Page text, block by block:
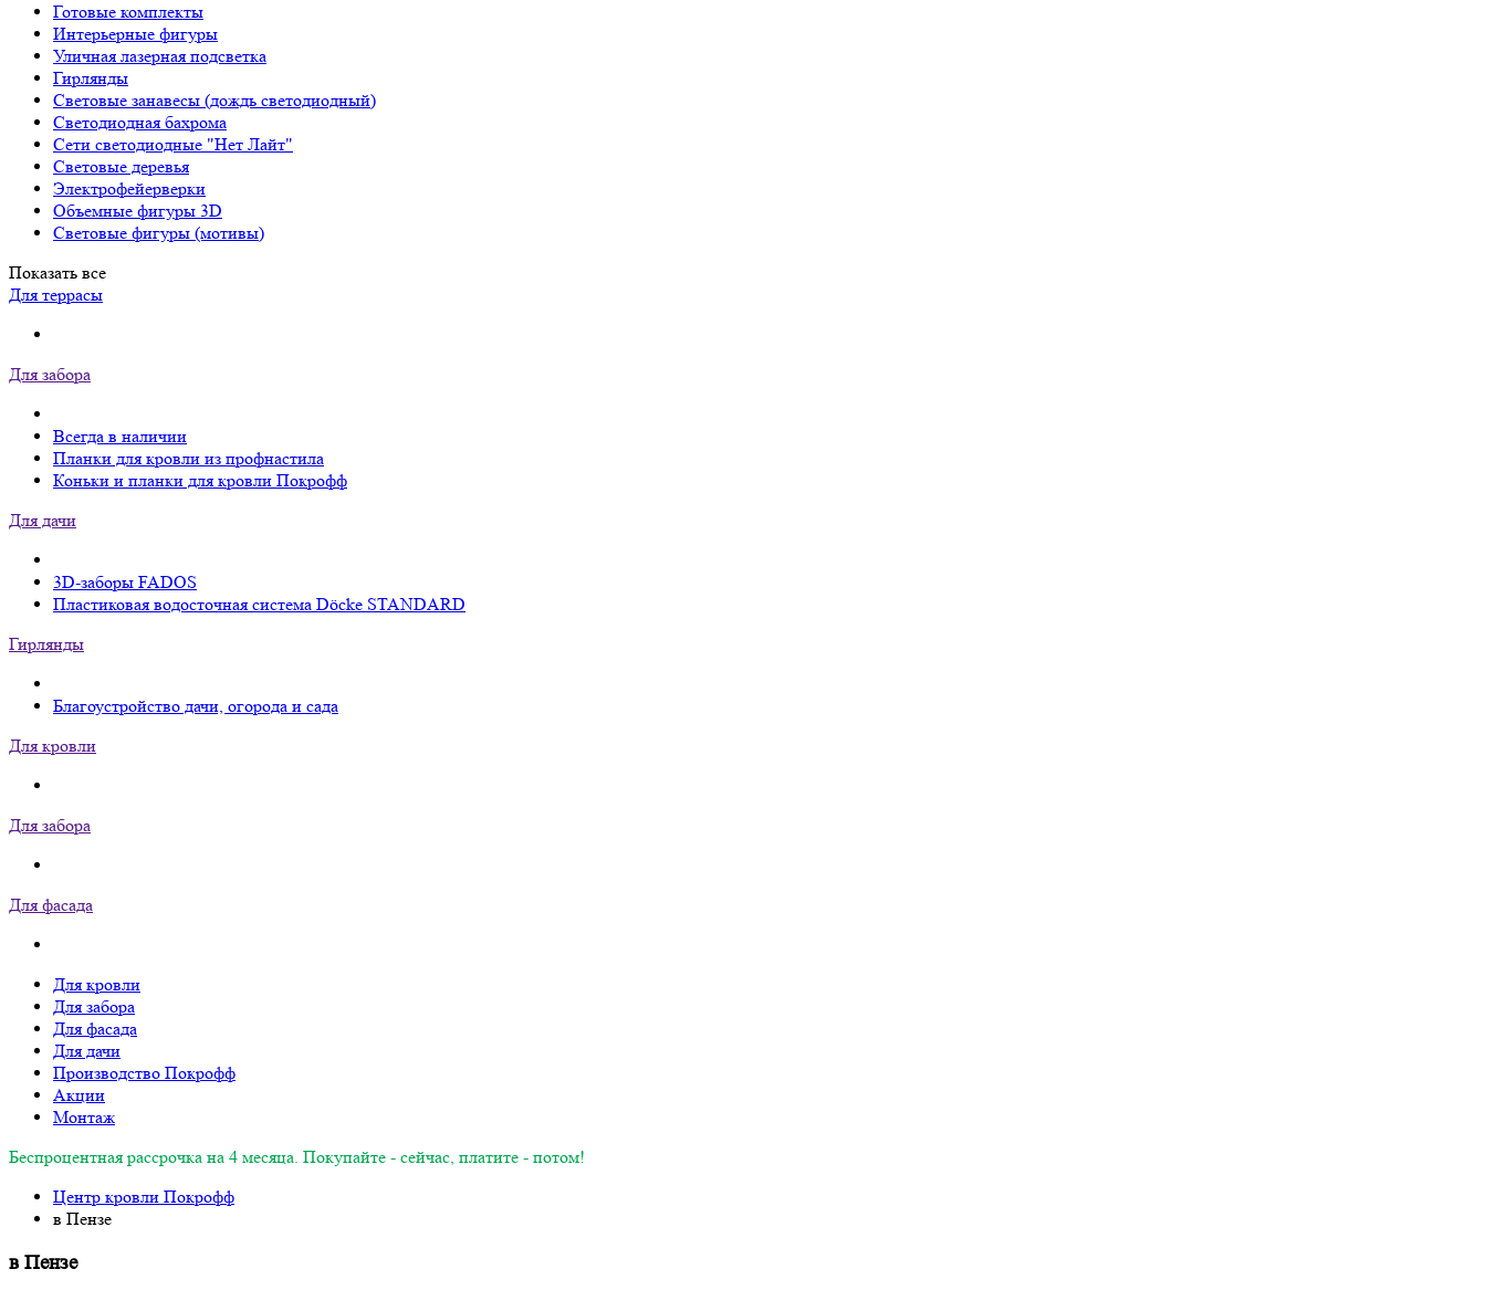
Готовые комплекты
Интерьерные фигуры
Уличная лазерная подсветка
Гирлянды
Световые занавесы (дождь светодиодный)
Светодиодная бахрома
Сети светодиодные "Нет Лайт"
Световые деревья
Электрофейерверки
Объемные фигуры 3D
Световые фигуры (мотивы)
Показать все
Для террасы
Для забора
Всегда в наличии
Планки для кровли из профнастила
Коньки и планки для кровли Покрофф
Для дачи
3D-заборы FADOS
Пластиковая водосточная система Döcke STANDARD
Гирлянды
Благоустройство дачи, огорода и сада
Для кровли
Для забора
Для фасада
Для кровли
Для забора
Для фасада
Для дачи
Производство Покрофф
Акции
Монтаж
Беспроцентная рассрочка на 4 месяца. Покупайте - сейчас, платите - потом!
Центр кровли Покрофф
в Пензе
в Пензе